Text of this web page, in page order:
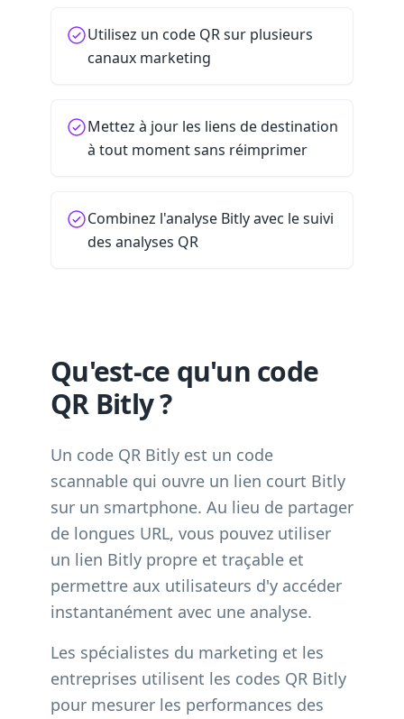
Utilisez un code QR sur plusieurs
canaux marketing
Mettez à jour les liens de destination
à tout moment sans réimprimer
Combinez l'analyse Bitly avec le suivi
des analyses QR
Qu'est-ce qu'un code
QR Bitly ?
Un code QR Bitly est un code
scannable qui ouvre un lien court Bitly
sur un smartphone. Au lieu de partager
de longues URL, vous pouvez utiliser
un lien Bitly propre et traçable et
permettre aux utilisateurs d'y accéder
instantanément avec une analyse.
Les spécialistes du marketing et les
entreprises utilisent les codes QR Bitly
pour mesurer les performances des